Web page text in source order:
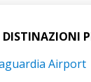
DISTINAZIONI
Airport